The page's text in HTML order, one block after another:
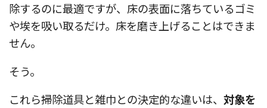
除するのに最適ですが、床の表面に落ちているゴミ
や埃を吸い取るだけ。床を磨き上げることはできま
せん。
そう。
これら掃除道具と雑巾との決定的な違いは、 対象を